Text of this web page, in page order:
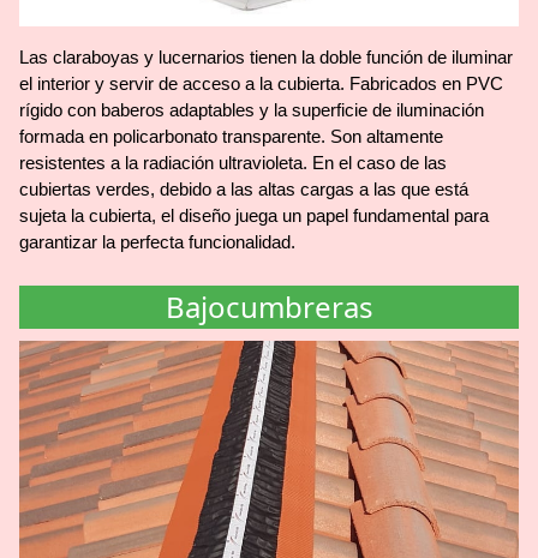
Las claraboyas y lucernarios tienen la doble función de iluminar
el interior y servir de acceso a la cubierta. Fabricados en PVC
rígido con baberos adaptables y la superficie de iluminación
formada en policarbonato transparente. Son altamente
resistentes a la radiación ultravioleta. En el caso de las
cubiertas verdes, debido a las altas cargas a las que está
sujeta la cubierta, el diseño juega un papel fundamental para
garantizar la perfecta funcionalidad.
Bajocumbreras